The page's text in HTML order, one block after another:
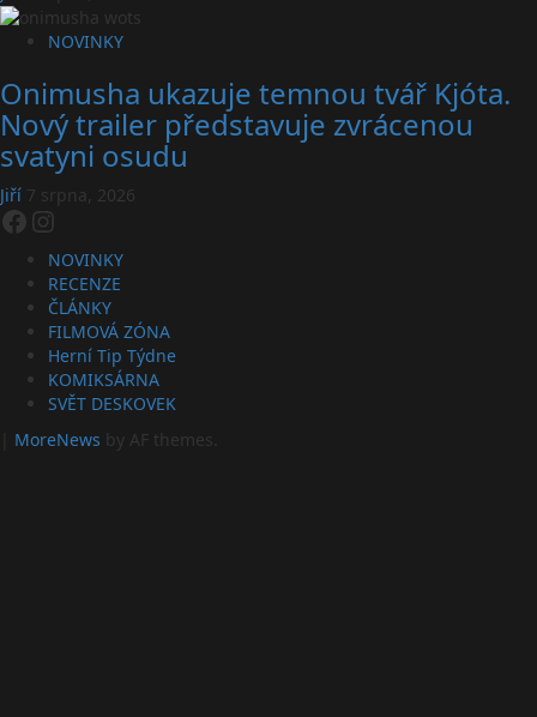
NOVINKY
Onimusha ukazuje temnou tvář Kjóta.
Nový trailer představuje zvrácenou
svatyni osudu
Jiří 7 srpna, 2026
Facebook
Instagram
NOVINKY
RECENZE
ČLÁNKY
FILMOVÁ ZÓNA
Herní Tip Týdne
KOMIKSÁRNA
SVĚT DESKOVEK
MoreNews by AF themes.